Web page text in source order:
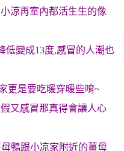
涼再室內都活生生的像
低變成13度,感冒的人潮也
更是要吃暖穿暖些唷~
又感冒那真得會讓人心
鴨跟小凉家附近的薑母